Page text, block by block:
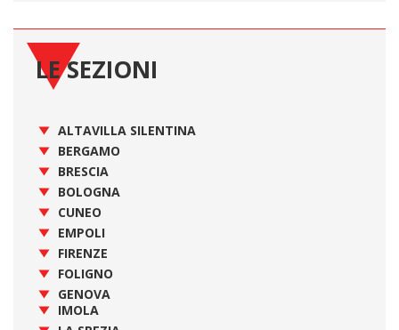
LE SEZIONI
ALTAVILLA SILENTINA
BERGAMO
BRESCIA
BOLOGNA
CUNEO
EMPOLI
FIRENZE
FOLIGNO
GENOVA
IMOLA